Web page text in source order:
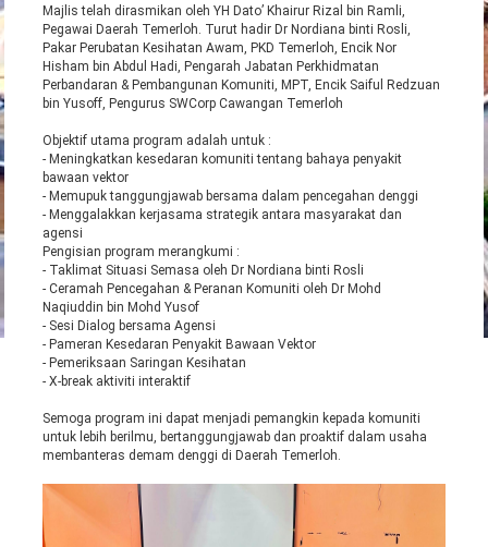
Majlis telah dirasmikan oleh YH Dato’ Khairur Rizal bin Ramli,
Pegawai Daerah Temerloh. Turut hadir Dr Nordiana binti Rosli,
Pakar Perubatan Kesihatan Awam, PKD Temerloh, Encik Nor
Hisham bin Abdul Hadi, Pengarah Jabatan Perkhidmatan
Perbandaran & Pembangunan Komuniti, MPT, Encik Saiful Redzuan
bin Yusoff, Pengurus SWCorp Cawangan Temerloh
Objektif utama program adalah untuk :
- Meningkatkan kesedaran komuniti tentang bahaya penyakit
bawaan vektor
- Memupuk tanggungjawab bersama dalam pencegahan denggi
- Menggalakkan kerjasama strategik antara masyarakat dan
agensi
Pengisian program merangkumi :
- Taklimat Situasi Semasa oleh Dr Nordiana binti Rosli
- Ceramah Pencegahan & Peranan Komuniti oleh Dr Mohd
Naqiuddin bin Mohd Yusof
- Sesi Dialog bersama Agensi
- Pameran Kesedaran Penyakit Bawaan Vektor
- Pemeriksaan Saringan Kesihatan
- X-break aktiviti interaktif
Semoga program ini dapat menjadi pemangkin kepada komuniti
untuk lebih berilmu, bertanggungjawab dan proaktif dalam usaha
membanteras demam denggi di Daerah Temerloh.